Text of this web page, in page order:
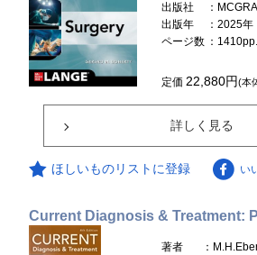
出版社
：
出版年
：2025年
ページ数 ：1410pp.
定価22,880円(本
詳しく見る
ほしいものリストに登録 い
Current Diagnosis & Treatment:
著者
：